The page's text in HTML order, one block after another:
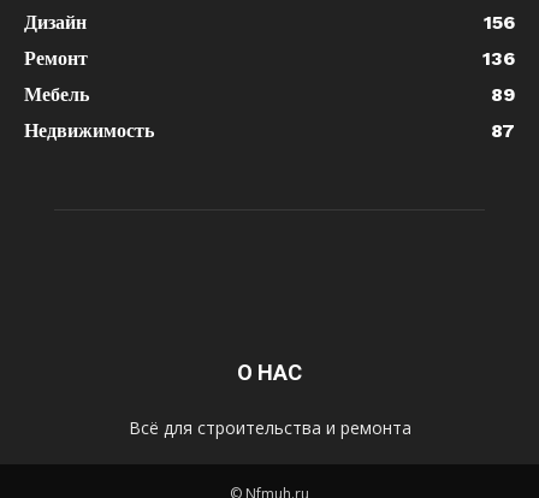
Дизайн
156
Ремонт
136
Мебель
89
Недвижимость
87
О НАС
Всё для строительства и ремонта
© Nfmuh.ru